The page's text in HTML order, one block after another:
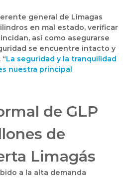
general de Limagas
en mal estado, verificar
así como asegurarse
se encuentre intacto y
La seguridad y la tranquilidad
nuestra principal
de GLP
de
Limagás
a la alta demanda